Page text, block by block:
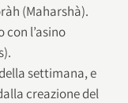
(Maharshà).
con l’asino
settimana, e
creazione del